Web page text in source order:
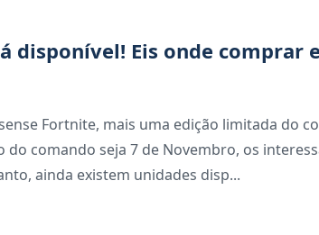
disponível! Eis onde comprar
Fortnite, mais uma edição limitada do
do comando seja 7 de Novembro, os
ainda existem unidades disp...